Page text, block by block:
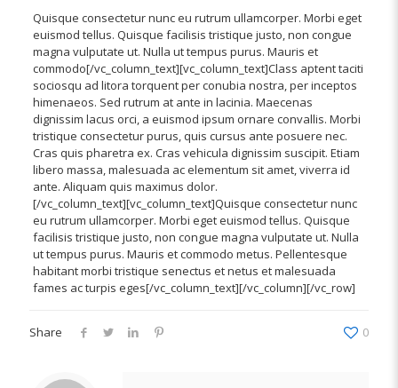
Quisque consectetur nunc eu rutrum ullamcorper. Morbi eget
euismod tellus. Quisque facilisis tristique justo, non congue
magna vulputate ut. Nulla ut tempus purus. Mauris et
commodo[/vc_column_text][vc_column_text]Class aptent taciti
sociosqu ad litora torquent per conubia nostra, per inceptos
himenaeos. Sed rutrum at ante in lacinia. Maecenas
dignissim lacus orci, a euismod ipsum ornare convallis. Morbi
tristique consectetur purus, quis cursus ante posuere nec.
Cras quis pharetra ex. Cras vehicula dignissim suscipit. Etiam
libero massa, malesuada ac elementum sit amet, viverra id
ante. Aliquam quis maximus dolor.
[/vc_column_text][vc_column_text]Quisque consectetur nunc
eu rutrum ullamcorper. Morbi eget euismod tellus. Quisque
facilisis tristique justo, non congue magna vulputate ut. Nulla
ut tempus purus. Mauris et commodo metus. Pellentesque
habitant morbi tristique senectus et netus et malesuada
fames ac turpis eges[/vc_column_text][/vc_column][/vc_row]
Share 0